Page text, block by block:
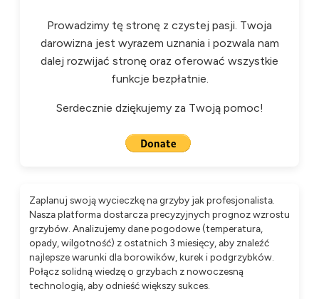
Prowadzimy tę stronę z czystej pasji. Twoja
darowizna jest wyrazem uznania i pozwala nam
dalej rozwijać stronę oraz oferować wszystkie
funkcje bezpłatnie.
Serdecznie dziękujemy za Twoją pomoc!
Zaplanuj swoją wycieczkę na grzyby jak profesjonalista.
Nasza platforma dostarcza precyzyjnych prognoz wzrostu
grzybów. Analizujemy dane pogodowe (temperatura,
opady, wilgotność) z ostatnich 3 miesięcy, aby znaleźć
najlepsze warunki dla borowików, kurek i podgrzybków.
Połącz solidną wiedzę o grzybach z nowoczesną
technologią, aby odnieść większy sukces.